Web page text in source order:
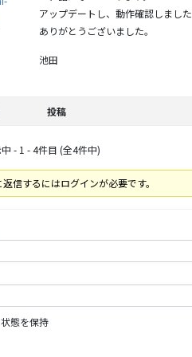
アップデートし、動作確認しました
ありがとうございました。
池田
投稿
- 1 - 4件目 (全4件中)
信するにはログインが必要です。
態を保持